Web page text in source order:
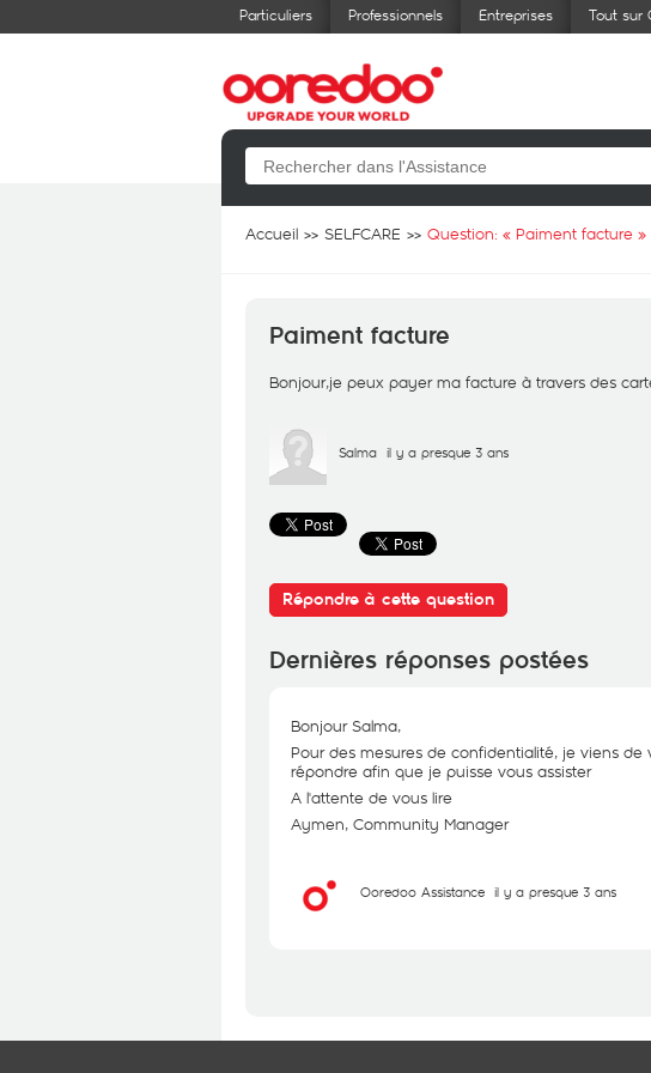
Particuliers Professionnels Entreprises Tout sur
Accueil SELFCARE Question: « Paiment facture »
Paiment facture
Bonjour,je peux payer ma facture à travers des
Salma il y a presque 3 ans
Répondre à cette question
Dernières réponses postées
Bonjour Salma,
Pour des mesures de confidentialité, je viens
répondre afin que je puisse vous assister
A l'attente de vous lire
Aymen, Community Manager
Ooredoo Assistance il y a presque 3 ans